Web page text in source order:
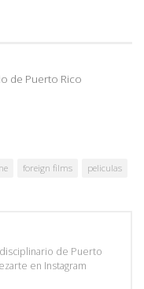
de Puerto Rico
foreign films peliculas
de Puerto
en Instagram